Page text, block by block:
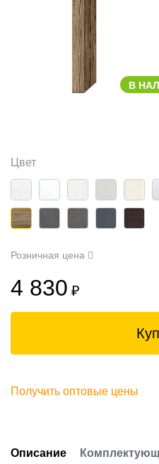
В
Цвет
Розничная цена
4 830 ₽
Получить оптовые цены
Описание